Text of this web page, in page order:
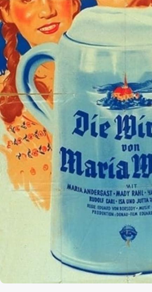
hintertreiben.